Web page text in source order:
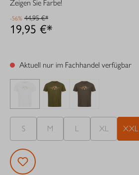
Zeigen Sie Farbe!
19,95 €*
-56% 44,95 €*
Aktuell nur im Fachhandel verfügbar
S M L XL XXL